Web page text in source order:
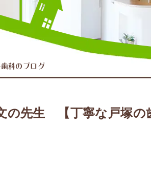
科のブログ
の先生 【丁寧な戸塚の